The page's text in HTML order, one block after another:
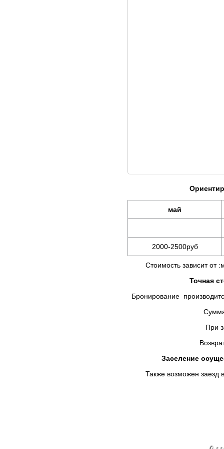
май
2000-2500руб
Стоимость зависит от
Точная
Бронирование
Сумма предоплаты
При заселении Вы
Возврат брони не
Заселение
Также возможен заезд в